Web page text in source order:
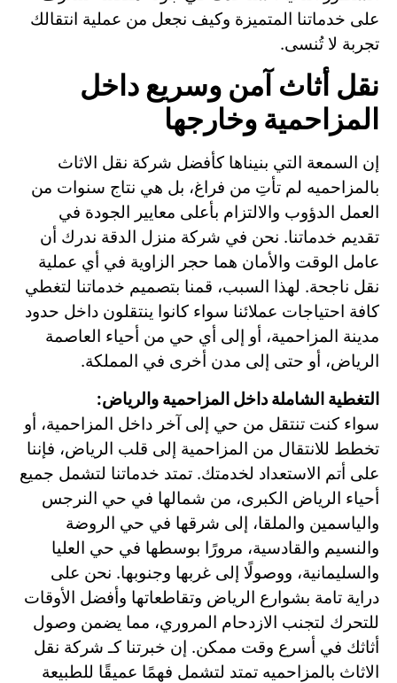
على خدماتنا المتميزة وكيف نجعل من عملية انتقالك
تجربة لا تُنسى.
نقل أثاث آمن وسريع داخل
المزاحمية وخارجها
إن السمعة التي بنيناها كأفضل شركة نقل الاثاث
بالمزاحميه لم تأتِ من فراغ، بل هي نتاج سنوات من
العمل الدؤوب والالتزام بأعلى معايير الجودة في
تقديم خدماتنا. نحن في شركة منزل الدقة ندرك أن
عامل الوقت والأمان هما حجر الزاوية في أي عملية
نقل ناجحة. لهذا السبب، قمنا بتصميم خدماتنا لتغطي
كافة احتياجات عملائنا سواء كانوا ينتقلون داخل حدود
مدينة المزاحمية، أو إلى أي حي من أحياء العاصمة
الرياض، أو حتى إلى مدن أخرى في المملكة.
التغطية الشاملة داخل المزاحمية والرياض:
سواء كنت تنتقل من حي إلى آخر داخل المزاحمية، أو
تخطط للانتقال من المزاحمية إلى قلب الرياض، فإننا
على أتم الاستعداد لخدمتك. تمتد خدماتنا لتشمل جميع
أحياء الرياض الكبرى، من شمالها في حي النرجس
والياسمين والملقا، إلى شرقها في حي الروضة
والنسيم والقادسية، مرورًا بوسطها في حي العليا
والسليمانية، ووصولًا إلى غربها وجنوبها. نحن على
دراية تامة بشوارع الرياض وتقاطعاتها وأفضل الأوقات
للتحرك لتجنب الازدحام المروري، مما يضمن وصول
أثاثك في أسرع وقت ممكن. إن خبرتنا كـ شركة نقل
الاثاث بالمزاحميه تمتد لتشمل فهمًا عميقًا للطبيعة